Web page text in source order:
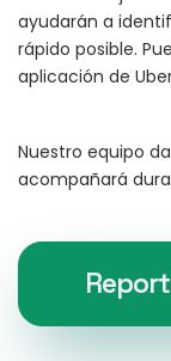
ayudarán a
rápido posible.
aplicación de
Nuestro equipo
acompañará